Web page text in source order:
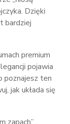
Dzięki
bardziej
premium
pojawia
poznajesz ten
jak układa się